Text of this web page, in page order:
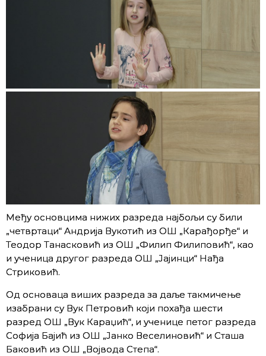
Међу основцима нижих разреда најбољи су били
„четвртаци“ Андрија Вукотић из ОШ „Карађорђе“ и
Теодор Танасковић из ОШ „Филип Филиповић“, као
и ученица другог разреда ОШ „Јајинци“ Нађа
Стриковић.
Од основаца виших разреда за даље такмичење
изабрани су Вук Петровић који похађа шести
разред ОШ „Вук Караџић“, и ученице петог разреда
Софија Бајић из ОШ „Јанко Веселиновић“ и Сташа
Баковић из ОШ „Војвода Степа“.